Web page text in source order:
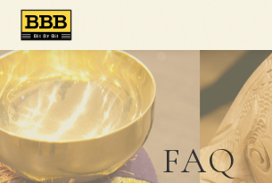
FAQ